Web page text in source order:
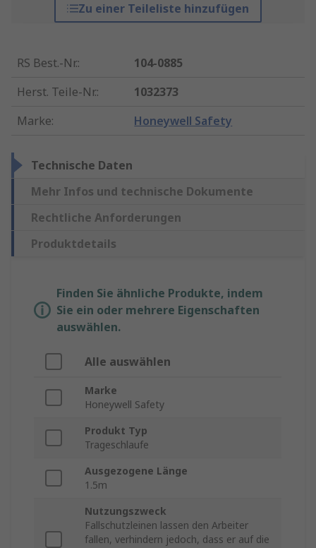
Zu einer Teileliste hinzufügen
RS Best.-Nr.:
104-0885
Herst. Teile-Nr.:
1032373
Marke: Honeywell Safety
Technische Daten
Mehr Infos und technische Dokumente
Rechtliche Anforderungen
Produktdetails
Finden Sie ähnliche Produkte, indem
Sie ein oder mehrere Eigenschaften
auswählen.
Alle auswählen
Marke
Honeywell Safety
Produkt Typ
Trageschlaufe
Ausgezogene Länge
1.5m
Nutzungszweck
Fallschutzleinen lassen den Arbeiter
fallen, verhindern jedoch, dass er auf die